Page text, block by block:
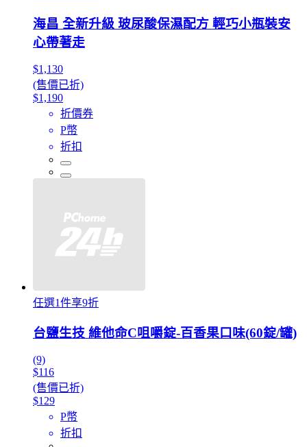
海昌 全新升級 玻尿酸保濕配方 輕巧小瓶裝安
心帶著走
$1,130
(售價已折)
$1,190
折價券
P幣
折扣
任選1件享9折
台鹽生技 維他命C咀嚼錠-百香果口味(60錠/罐)
(9)
$116
(售價已折)
$129
P幣
折扣